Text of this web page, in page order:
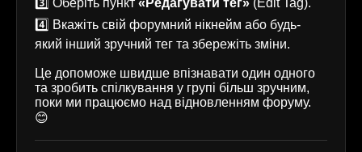
3️⃣ Оберіть пункт «Редагувати тег» (Edit Tag).
4️⃣ Вкажіть свій форумний нікнейм або будь-
який інший зручний тег та збережіть зміни.
Це допоможе швидше впізнавати один одного
та зробить спілкування у групі більш зручним,
поки ми працюємо над відновленням форуму.
😊